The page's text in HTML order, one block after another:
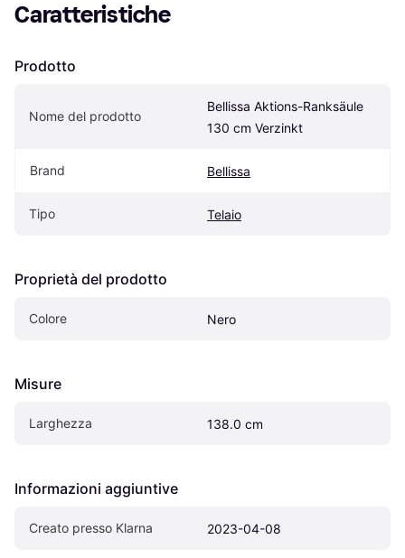
Caratteristiche
Prodotto
Nome del prodotto
Bellissa Aktions-Ranksäule
130 cm Verzinkt
Brand Bellissa
Tipo Telaio
Proprietà del prodotto
Colore Nero
Misure
Larghezza 138.0 cm
Informazioni aggiuntive
Creato presso Klarna 2023-04-08